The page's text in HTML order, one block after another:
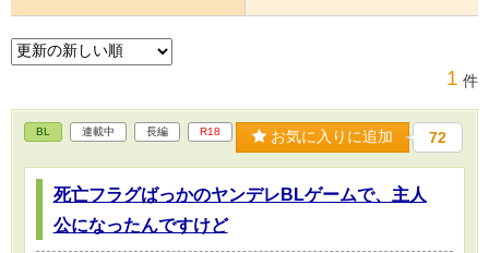
1 件
BL 連載中 長編 R18 お気に入りに追加 72
死亡フラグばっかのヤンデレBLゲームで、主人
公になったんですけど